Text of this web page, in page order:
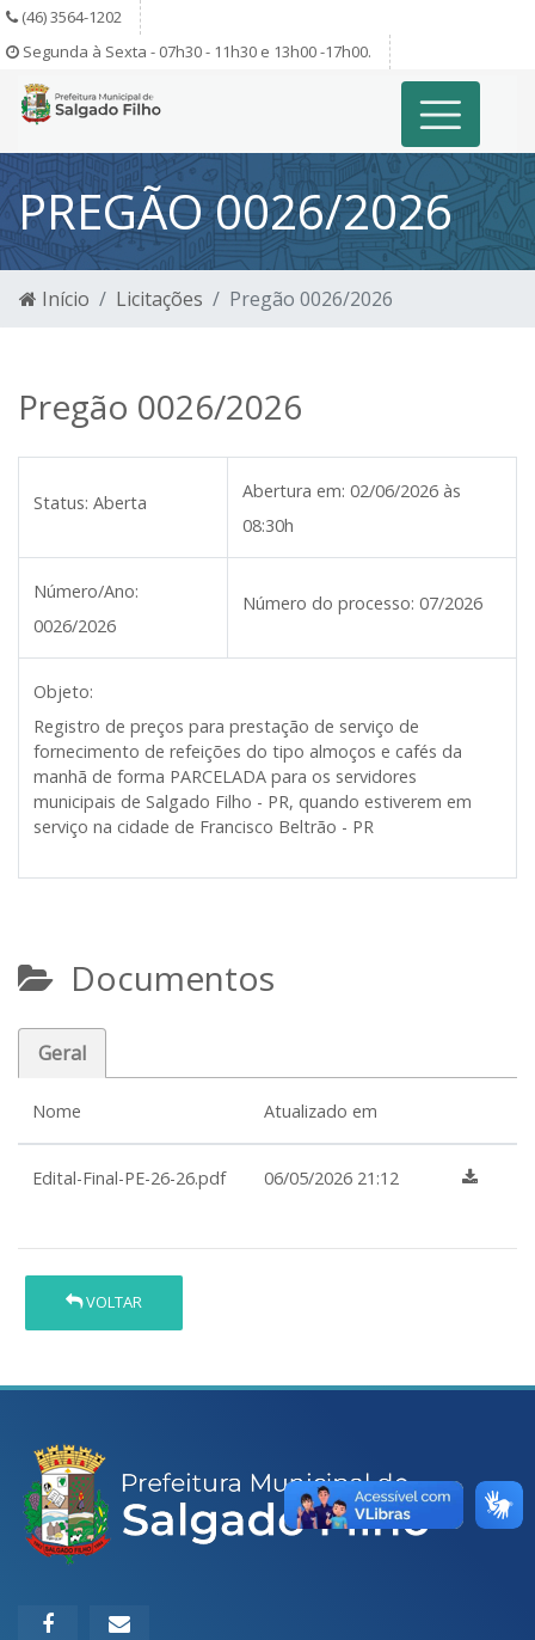
(46) 3564-1202
Segunda à Sexta - 07h30 - 11h30 e 13h00 -17h00.
PREGÃO 0026/2026
Início Licitações Pregão 0026/2026
Pregão 0026/2026
Status: Aberta
Abertura em: 02/06/2026 às
08:30h
Número/Ano:
0026/2026
Número do processo: 07/2026
Objeto:
Registro de preços para prestação de serviço de
fornecimento de refeições do tipo almoços e cafés da
manhã de forma PARCELADA para os servidores
municipais de Salgado Filho - PR, quando estiverem em
serviço na cidade de Francisco Beltrão - PR
Documentos
Geral
Nome Atualizado em
Edital-Final-PE-26-26.pdf 06/05/2026 21:12
VOLTAR